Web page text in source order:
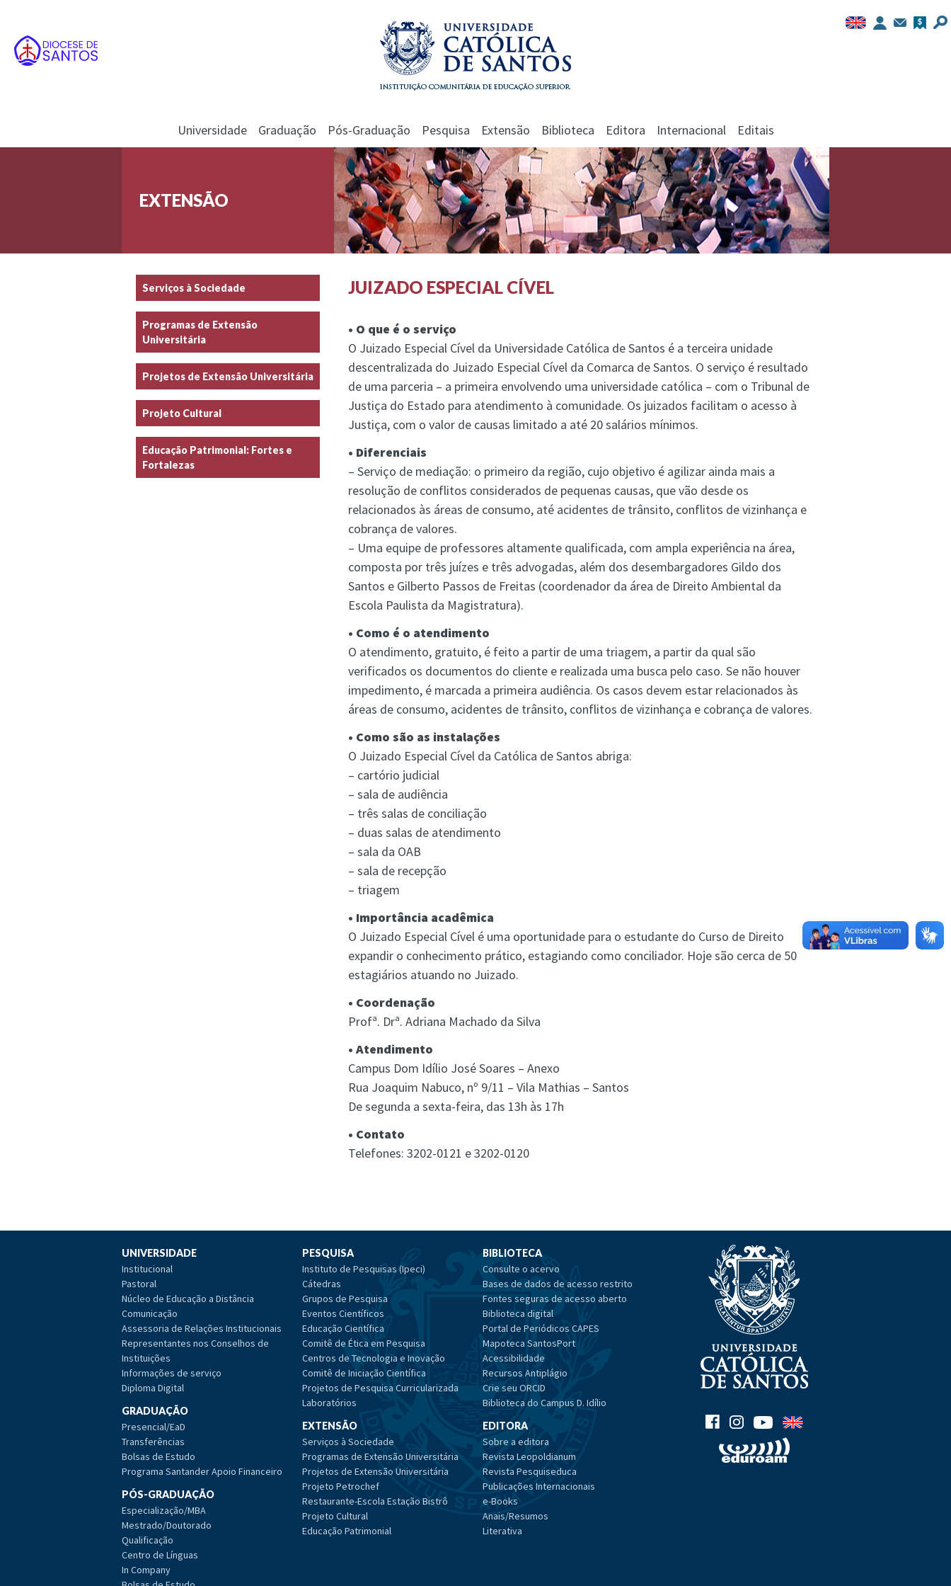
Universidade Graduação Pós-Graduação Pesquisa Extensão Biblioteca Editora Internacional Editais
EXTENSÃO
JUIZADO ESPECIAL CÍVEL
• O que é o serviço
O Juizado Especial Cível da Universidade Católica de Santos é a terceira unidade
descentralizada do Juizado Especial Cível da Comarca de Santos. O serviço é resultado
de uma parceria – a primeira envolvendo uma universidade católica – com o Tribunal de
Justiça do Estado para atendimento à comunidade. Os juizados facilitam o acesso à
Justiça, com o valor de causas limitado a até 20 salários mínimos.
• Diferenciais
– Serviço de mediação: o primeiro da região, cujo objetivo é agilizar ainda mais a
resolução de conflitos considerados de pequenas causas, que vão desde os
relacionados às áreas de consumo, até acidentes de trânsito, conflitos de vizinhança e
cobrança de valores.
– Uma equipe de professores altamente qualificada, com ampla experiência na área,
composta por três juízes e três advogadas, além dos desembargadores Gildo dos
Santos e Gilberto Passos de Freitas (coordenador da área de Direito Ambiental da
Escola Paulista da Magistratura).
• Como é o atendimento
O atendimento, gratuito, é feito a partir de uma triagem, a partir da qual são
verificados os documentos do cliente e realizada uma busca pelo caso. Se não houver
impedimento, é marcada a primeira audiência. Os casos devem estar relacionados às
áreas de consumo, acidentes de trânsito, conflitos de vizinhança e cobrança de valores.
• Como são as instalações
O Juizado Especial Cível da Católica de Santos abriga:
– cartório judicial
– sala de audiência
– três salas de conciliação
– duas salas de atendimento
– sala da OAB
– sala de recepção
– triagem
• Importância acadêmica
O Juizado Especial Cível é uma oportunidade para o estudante do Curso de Direito
expandir o conhecimento prático, estagiando como conciliador. Hoje são cerca de 50
estagiários atuando no Juizado.
• Coordenação
Profª. Drª. Adriana Machado da Silva
• Atendimento
Campus Dom Idílio José Soares – Anexo
Rua Joaquim Nabuco, nº 9/11 – Vila Mathias – Santos
De segunda a sexta-feira, das 13h às 17h
• Contato
Telefones: 3202-0121 e 3202-0120
Serviços à Sociedade
Programas de Extensão
Universitária
Projetos de Extensão Universitária
Projeto Cultural
Educação Patrimonial: Fortes e
Fortalezas
UNIVERSIDADE
Institucional
Pastoral
Núcleo de Educação a Distância
Comunicação
Assessoria de Relações Institucionais
Representantes nos Conselhos de
Instituições
Informações de serviço
Diploma Digital
GRADUAÇÃO
Presencial/EaD
Transferências
Bolsas de Estudo
Programa Santander Apoio Financeiro
PÓS-GRADUAÇÃO
Especialização/MBA
Mestrado/Doutorado
Qualificação
Centro de Línguas
In Company
PESQUISA
Instituto de Pesquisas (Ipeci)
Cátedras
Grupos de Pesquisa
Eventos Científicos
Educação Científica
Comitê de Ética em Pesquisa
Centros de Tecnologia e Inovação
Comitê de Iniciação Científica
Projetos de Pesquisa Curricularizada
Laboratórios
EXTENSÃO
Serviços à Sociedade
Programas de Extensão Universitária
Projetos de Extensão Universitária
Projeto Petrochef
Restaurante-Escola Estação Bistrô
Projeto Cultural
Educação Patrimonial
BIBLIOTECA
Consulte o acervo
Bases de dados de acesso restrito
Fontes seguras de acesso aberto
Biblioteca digital
Portal de Periódicos CAPES
Mapoteca SantosPort
Acessibilidade
Recursos Antiplágio
Crie seu ORCID
Biblioteca do Campus D. Idílio
EDITORA
Sobre a editora
Revista Leopoldianum
Revista Pesquiseduca
Publicações Internacionais
e-Books
Anais/Resumos
Literativa